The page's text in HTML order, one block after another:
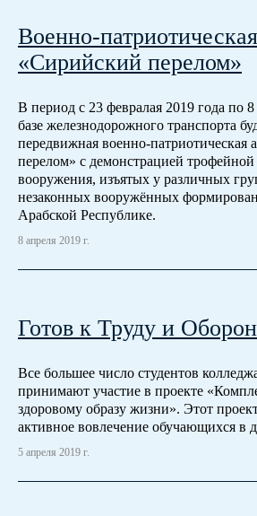
Военно-
«Сирийский перелом»
В период с 23 февралая 2019 года по
базе железнодорожного транспорта
передвижная военно-патриотическая
перелом» с демонстрацией
вооружения, изъятых у различных
незаконных вооружённых
Арабской Республике.
8 апреля 2019 г.
Готов к Труду и
Все большее число студентов
принимают участие в проекте
здоровому образу жизни». Этот
активное вовлечение обучающихся в
5 апреля 2019 г.